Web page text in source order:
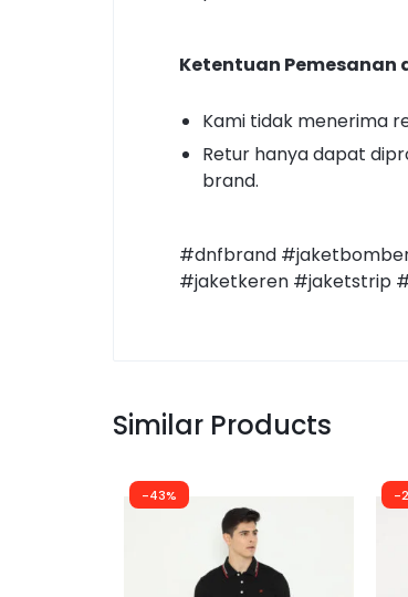
Ketentuan Pemesanan
Kami tidak menerima
Retur hanya dapat
brand.
#dnfbrand
#jaketkeren #jaketstrip
Similar Products
-43% -